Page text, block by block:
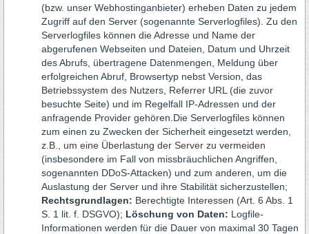
(bzw. unser Webhostinganbieter) erheben Daten zu jedem
Zugriff auf den Server (sogenannte Serverlogfiles). Zu den
Serverlogfiles können die Adresse und Name der
abgerufenen Webseiten und Dateien, Datum und Uhrzeit
des Abrufs, übertragene Datenmengen, Meldung über
erfolgreichen Abruf, Browsertyp nebst Version, das
Betriebssystem des Nutzers, Referrer URL (die zuvor
besuchte Seite) und im Regelfall IP-Adressen und der
anfragende Provider gehören.Die Serverlogfiles können
zum einen zu Zwecken der Sicherheit eingesetzt werden,
z.B., um eine Überlastung der Server zu vermeiden
(insbesondere im Fall von missbräuchlichen Angriffen,
sogenannten DDoS-Attacken) und zum anderen, um die
Auslastung der Server und ihre Stabilität sicherzustellen;
Rechtsgrundlagen: Berechtigte Interessen (Art. 6 Abs. 1
S. 1 lit. f. DSGVO); Löschung von Daten: Logfile-
Informationen werden für die Dauer von maximal 30 Tagen